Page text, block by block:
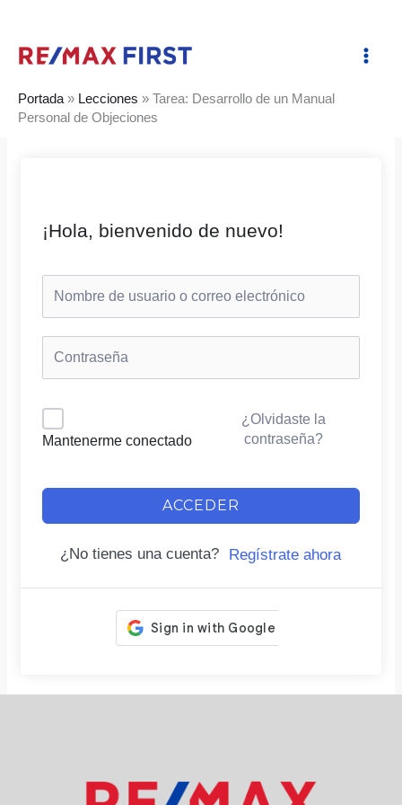
contenido
Portada » Lecciones » Tarea: Desarrollo de un Manual
Personal de Objeciones
¡Hola, bienvenido de nuevo!
Mantenerme conectado
¿Olvidaste la
contraseña?
ACCEDER
¿No tienes una cuenta? Regístrate ahora